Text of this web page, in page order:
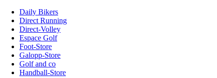
Daily Bikers
Direct Running
Direct-Volley
Espace Golf
Foot-Store
Galopp-Store
Golf and co
Handball-Store